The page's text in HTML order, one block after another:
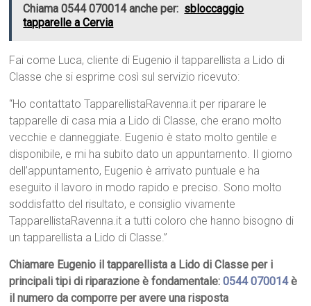
Chiama 0544 070014 anche per: sbloccaggio
tapparelle a Cervia
Fai come Luca, cliente di Eugenio il tapparellista a Lido di
Classe che si esprime così sul servizio ricevuto:
“Ho contattato TapparellistaRavenna.it per riparare le
tapparelle di casa mia a Lido di Classe, che erano molto
vecchie e danneggiate. Eugenio è stato molto gentile e
disponibile, e mi ha subito dato un appuntamento. Il giorno
dell’appuntamento, Eugenio è arrivato puntuale e ha
eseguito il lavoro in modo rapido e preciso. Sono molto
soddisfatto del risultato, e consiglio vivamente
TapparellistaRavenna.it a tutti coloro che hanno bisogno di
un tapparellista a Lido di Classe.”
Chiamare Eugenio il tapparellista a Lido di Classe per i
principali tipi di riparazione è fondamentale:0544 070014è
il numero da comporre per avere una risposta